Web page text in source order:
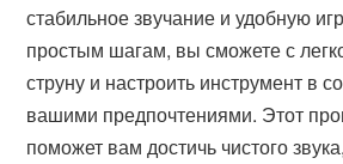
стабильное звучание и удобную
простым шагам, вы сможете с
струну и настроить инструмент в
вашими предпочтениями. Этот
поможет вам достичь чистого